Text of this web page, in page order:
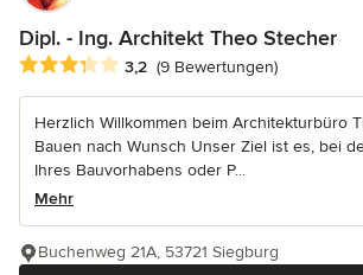
Dipl. - Ing. Architekt Theo Stecher
Durchschnittliche Bewertung: 3.2 von 5
3,2 (9 Bewertungen)
Herzlich Willkommen beim Architekturbüro
Bauen nach Wunsch Unser Ziel ist es, bei
Ihres Bauvorhabens oder P...
Mehr
Buchenweg 21A, 53721 Siegburg